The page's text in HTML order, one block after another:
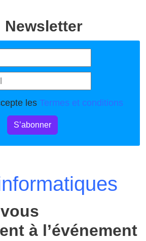
Newsletter
les Termes et conditions
S’abonner
à l’événement